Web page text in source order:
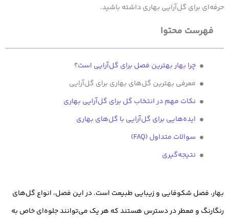
حرفه‌ای برای گل‌آرایی بهاری داشته باشید.
فهرست محتوا
چرا بهار بهترین فصل برای گل‌آرایی است؟
معرفی بهترین گل‌های بهاری برای گل‌آرایی
نکات مهم در انتخاب گل برای گل‌آرایی بهاری
ایده‌هایی برای گل‌آرایی با گل‌های بهاری
سوالات متداول (FAQ)
نتیجه‌گیری
بهار، فصل شکوفایی و زیبایی طبیعت است. در این فصل، انواع گل‌های
رنگارنگ و معطر در دسترس هستند که هر یک می‌توانند جلوه‌ای خاص به